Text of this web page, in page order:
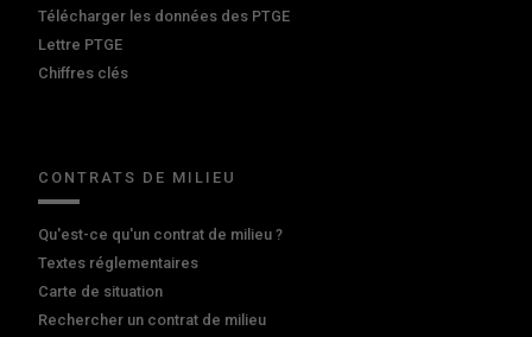
Télécharger les données des PTGE
Lettre PTGE
Chiffres clés
CONTRATS DE MILIEU
Qu'est-ce qu'un contrat de milieu ?
Textes réglementaires
Carte de situation
Rechercher un contrat de milieu